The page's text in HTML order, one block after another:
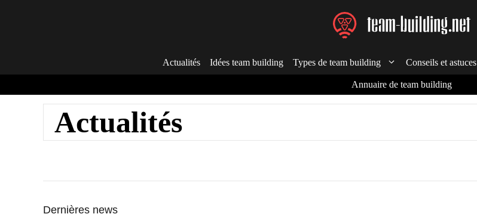
Actualités Idées team building Types de team building Conseils et astuces
Annuaire de team building
Actualités
Dernières news